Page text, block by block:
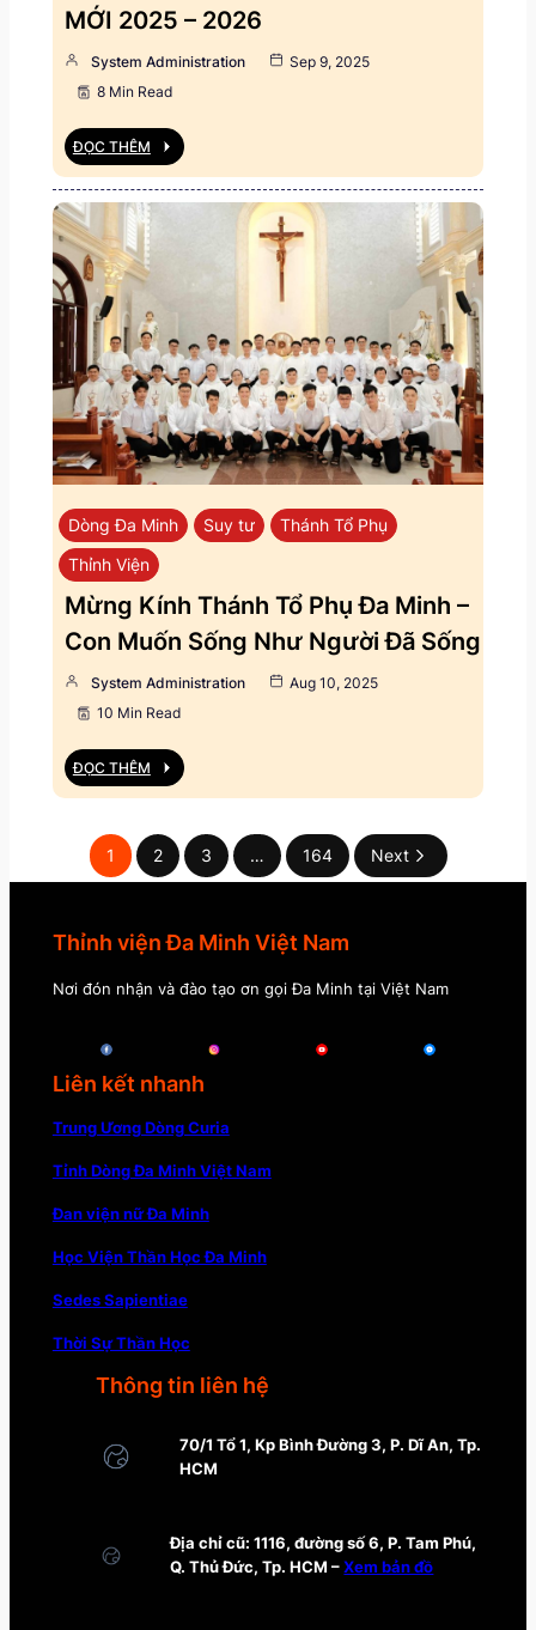
MỚI 2025 – 2026
System Administration
Sep 9, 2025
8 Min Read
ĐỌC THÊM
Dòng Đa Minh Suy tư
Thánh Tổ Phụ
Thỉnh Viện
Mừng Kính Thánh Tổ Phụ Đa Minh –
Con Muốn Sống Như Người Đã Sống
System Administration
Aug 10, 2025
10 Min Read
ĐỌC THÊM
1 2 3 … 164 Next
Thỉnh viện Đa Minh Việt Nam
Nơi đón nhận và đào tạo ơn gọi Đa Minh tại Việt Nam
Liên kết nhanh
Trung Ương Dòng Curia
Tỉnh Dòng Đa Minh Việt Nam
Đan viện nữ Đa Minh
Học Viện Thần Học Đa Minh
Sedes Sapientiae
Thời Sự Thần Học
Thông tin liên hệ
70/1 Tổ 1, Kp Bình Đường 3, P. Dĩ An, Tp.
HCM
Địa chỉ cũ: 1116, đường số 6, P. Tam Phú,
Q. Thủ Đức, Tp. HCM –Xem bản đồ